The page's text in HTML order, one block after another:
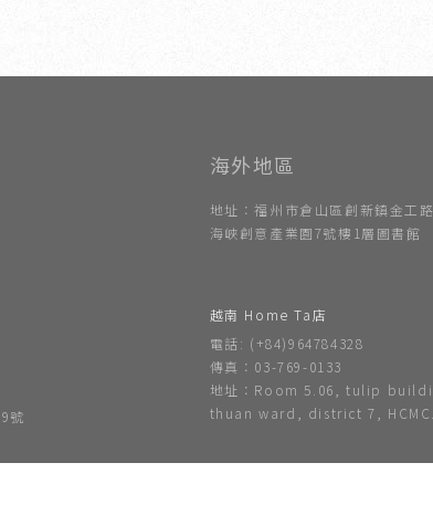
號
地址：福州市倉山區創新鎮金工
海峽創意產業園7號樓1層圖書館
越南 Home Ta店
電話: (+84)964784328
傳真：03-769-0133
地址：Room 5.06, tulip
thuan ward, district 7, HCMC.